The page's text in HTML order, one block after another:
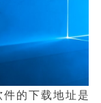
的下载地址是